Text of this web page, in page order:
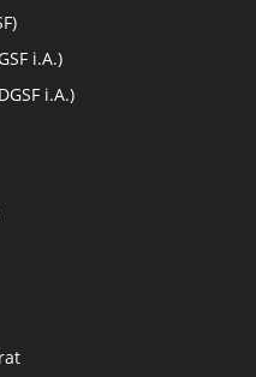
i.A.)
i.A.)